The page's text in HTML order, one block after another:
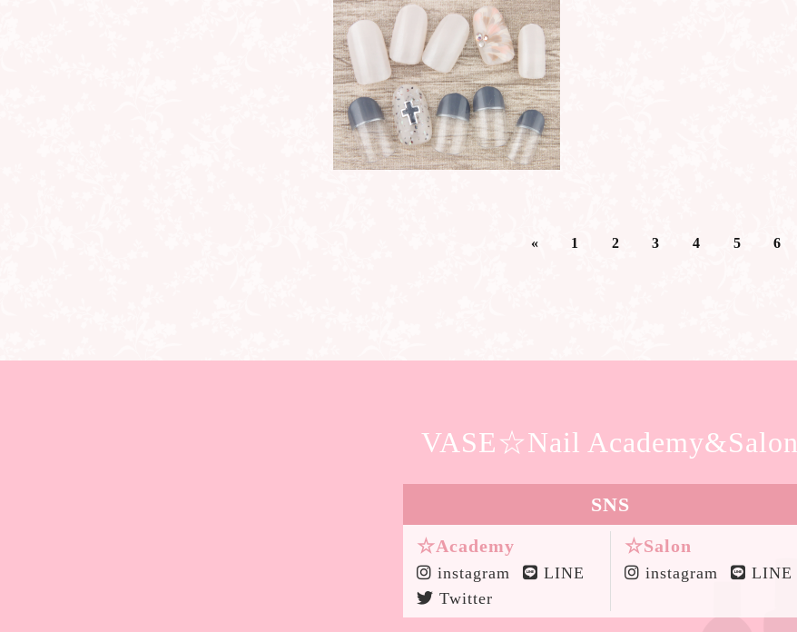
« 1 2 3 4 5 6
VASE☆Nail Academy&Salon
SNS
☆Academy
instagram
LINE
Twitter
☆Salon
instagram LINE